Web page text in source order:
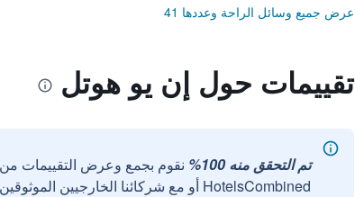
عرض جميع وسائل الراحة وعددها 41
تقييمات حول إن يو هوتل
تم التحقق منه 100%
نقوم بجمع وعرض التقييمات
HotelsCombined أو مع شركائنا الخارجيين الموثوقين.